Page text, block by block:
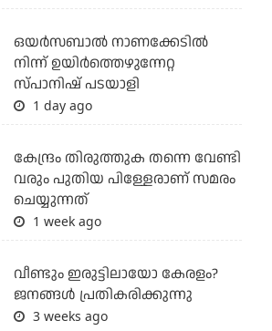
ഒയര്‍സബാൽ നാണക്കേടിൽ
നിന്ന് ഉയിർത്തെഴുന്നേറ്റ
സ്പാനിഷ് പടയാളി
1 day ago
കേന്ദ്രം തിരുത്തുക തന്നെ വേണ്ടി
വരും പുതിയ പിള്ളേരാണ് സമരം
ചെയ്യുന്നത്
1 week ago
വീണ്ടും ഇരുട്ടിലായോ കേരളം?
ജനങ്ങൾ പ്രതികരിക്കുന്നു
3 weeks ago